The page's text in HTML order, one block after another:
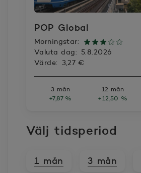
POP Global
Morningstar:
Valuta dag: 5.8.2026
Värde:
3,27 €
3 mån
+7,87 %
12 mån
+12,50 %
Välj tidsperiod
1 mån 3 mån